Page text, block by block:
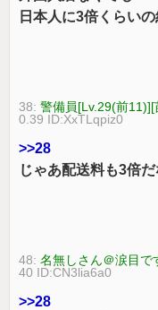
日本人に3倍くらい
38:警備員[Lv.29(前
0.39 ID:XxTLqpiz0
>>28
じゃあ配送料も3倍
48:名無しさん＠涙目で
40 ID:CN3lia6a0
>>28